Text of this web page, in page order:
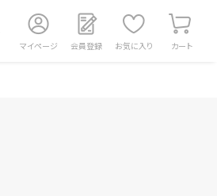
マイページ 会員登録 お気に入り カート